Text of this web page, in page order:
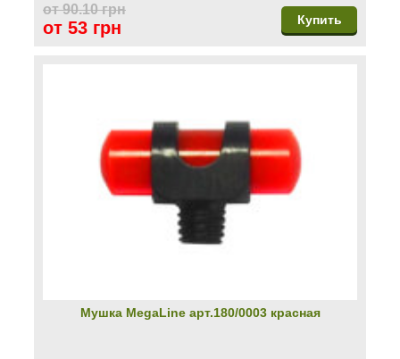
от 90.10 грн
от 53 грн Купить
Мушка MegaLine арт.180/0003 красная